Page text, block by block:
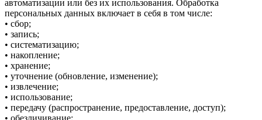
автоматизации или без их использования. Обработка
персональных данных включает в себя в том числе:
• сбор;
• запись;
• систематизацию;
• накопление;
• хранение;
• уточнение (обновление, изменение);
• извлечение;
• использование;
• передачу (распространение, предоставление, доступ);